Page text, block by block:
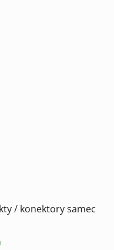
/ konektory samec